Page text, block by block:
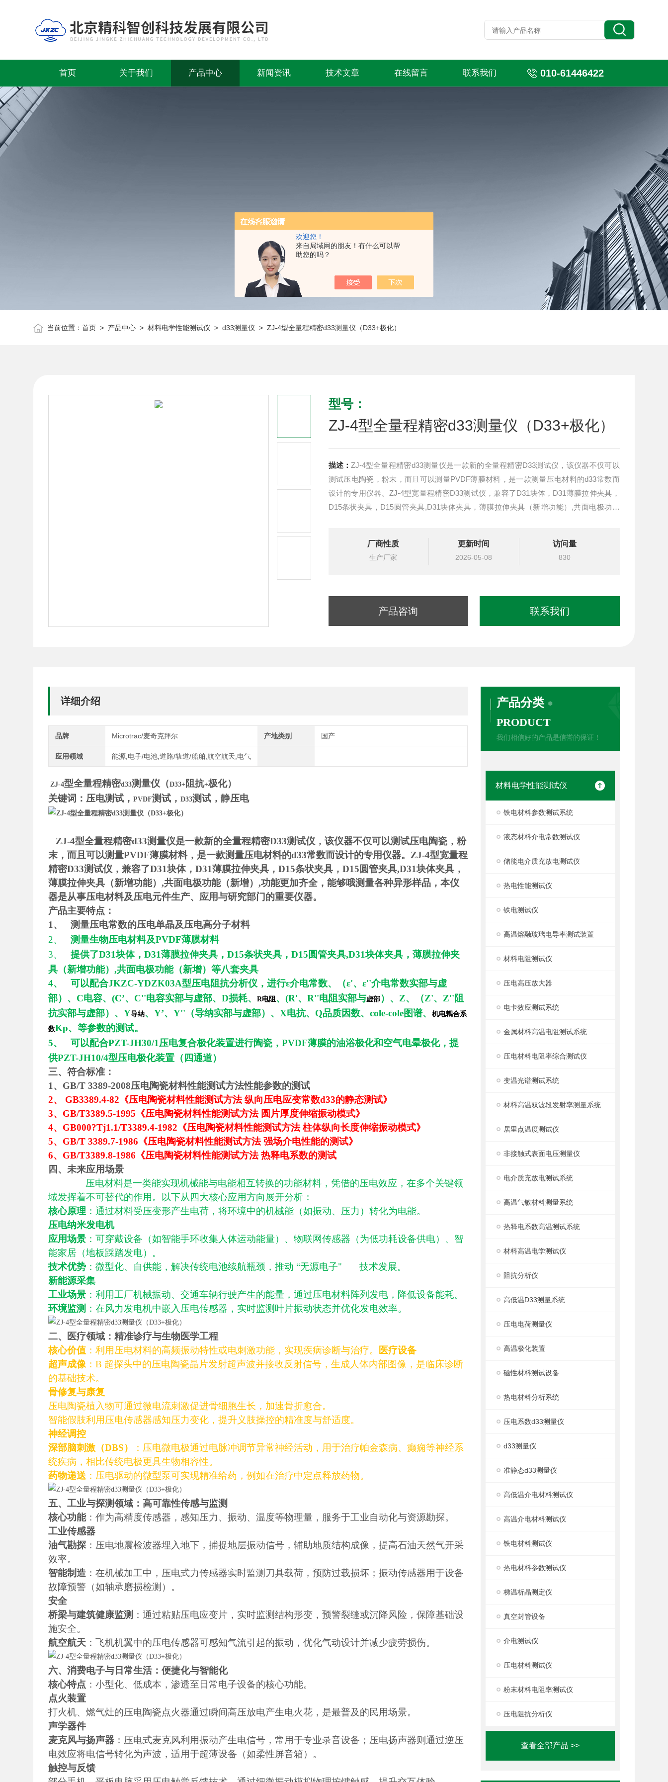
欢迎您！
来自局域网的朋友！有什么可以帮
助您的吗？
首页 关于我们 产品中心 新闻资讯 技术文章 在线留言 联系我们 010-61446422
当前位置：首页 > 产品中心 >材料电学性能测试仪 >d33测量仪 > ZJ-4型全量程精密d33测量仪（D33+极化）
型号：
ZJ-4型全量程精密d33测量仪（D33+极化）
描述： ZJ-4型全量程精密d33测量仪是一款新的全量程精密D33测试仪，该仪器不仅可以
测试压电陶瓷，粉末，而且可以测量PVDF薄膜材料，是一款测量压电材料的d33常数而
设计的专用仪器。ZJ-4型宽量程精密D33测试仪，兼容了D31块体，D31薄膜拉伸夹具，
D15条状夹具，D15圆管夹具,D31块体夹具，薄膜拉伸夹具（新增功能）,共面电极功能
厂商性质
生产厂家
更新时间
2026-05-08
访问量
830
产品咨询 联系我们
产品分类
PRODUCT
我们相信好的产品是信誉的保证！
材料电学性能测试仪
铁电材料参数测试系统
液态材料介电常数测试仪
储能电介质充放电测试仪
热电性能测试仪
铁电测试仪
高温熔融玻璃电导率测试装置
材料电阻测试仪
压电高压放大器
电卡效应测试系统
金属材料高温电阻测试系统
压电材料电阻率综合测试仪
变温光谱测试系统
材料高温双波段发射率测量系统
居里点温度测试仪
非接触式表面电压测量仪
电介质充放电测试系统
高温气敏材料测量系统
热释电系数高温测试系统
材料高温电学测试仪
阻抗分析仪
高低温D33测量系统
压电电荷测量仪
高温极化装置
磁性材料测试设备
热电材料分析系统
压电系数d33测量仪
d33测量仪
准静态d33测量仪
高低温介电材料测试仪
高温介电材料测试仪
铁电材料测试仪
热电材料参数测试仪
梯温析晶测定仪
真空封管设备
介电测试仪
压电材料测试仪
粉末材料电阻率测试仪
压电阻抗分析仪
查看全部产品 >>
详细介绍
品牌 Microtrac/麦奇克拜尔 产地类别 国产
应用领域 能源,电子/电池,道路/轨道/船舶,航空航天,电气
ZJ-4型全量程精密d33测量仪（D33+ 阻抗+极化）
关键词：压电测试，PVDF测试，D33测试，静压电
ZJ-4型全量程精密d33测量仪是一款新的全量程精密D33测试仪，该仪器不仅可以测试压电陶瓷，粉
末，而且可以测量PVDF薄膜材料，是一款测量压电材料的d33常数而设计的专用仪器。ZJ-4型宽量程
精密D33测试仪，兼容了D31块体，D31薄膜拉伸夹具，D15条状夹具，D15圆管夹具,D31块体夹具，
薄膜拉伸夹具（新增功能）,共面电极功能（新增）,功能更加齐全，能够哦测量各种异形样品，本仪
器是从事压电材料及压电元件生产、应用与研究部门的重要仪器。
产品主要特点：
1、
测量压电常数的压电单晶及压电高分子材料
2、
测量生物压电材料及PVDF薄膜材料
3、
提供了D31块体，D31薄膜拉伸夹具，D15条状夹具，D15圆管夹具,D31块体夹具，薄膜拉伸夹
具（新增功能）,共面电极功能（新增）等八套夹具
4、
可以配合JKZC-YDZK03A型压电阻抗分析仪，进行ε介电常数、（ε'、ε''介电常数实部与虚
部）、C电容、(C’、C''电容实部与虚部、D损耗、R电阻、(R'、R''电阻实部与虚部 ）、Z、（Z'、Z''阻
抗实部与虚部）、Y导纳、Y’、Y''（导纳实部与虚部）、X电抗、Q品质因数、cole-cole图谱、机电耦合系
数Kp、等参数的测试。
5、
可以配合PZT-JH30/1压电复合极化装置进行陶瓷，PVDF薄膜的油浴极化和空气电晕极化，提
供PZT-JH10/4型压电极化装置（四通道）
三、符合标准：
1、GB/T 3389-2008压电陶瓷材料性能测试方法性能参数的测试
2、 GB3389.4-82《压电陶瓷材料性能测试方法 纵向压电应变常数d33的静态测试》
3、GB/T3389.5-1995《压电陶瓷材料性能测试方法 圆片厚度伸缩振动模式》
4、GB000?Tj1.1/T3389.4-1982《压电陶瓷材料性能测试方法 柱体纵向长度伸缩振动模式》
5、GB/T 3389.7-1986《压电陶瓷材料性能测试方法 强场介电性能的测试》
6、GB/T3389.8-1986《压电陶瓷材料性能测试方法 热释电系数的测试
四、未来应用场景
压电材料是一类能实现机械能与电能相互转换的功能材料，凭借的压电效应，在多个关键领
域发挥着不可替代的作用。以下从四大核心应用方向展开分析：
核心原理 ：通过材料受压变形产生电荷，将环境中的机械能（如振动、压力）转化为电能。
压电纳米发电机
应用场景 ：可穿戴设备（如智能手环收集人体运动能量）、物联网传感器（为低功耗设备供电）、智
能家居（地板踩踏发电）。
技术优势 ：微型化、自供能，解决传统电池续航瓶颈，推动 “无源电子" 技术发展。
新能源采集
工业场景 ：利用工厂机械振动、交通车辆行驶产生的能量，通过压电材料阵列发电，降低设备能耗。
环境监测 ：在风力发电机中嵌入压电传感器，实时监测叶片振动状态并优化发电效率。
二、医疗领域：精准诊疗与生物医学工程
核心价值 ：利用压电材料的高频振动特性或电刺激功能，实现疾病诊断与治疗。
医疗设备
超声成像 ：B 超探头中的压电陶瓷晶片发射超声波并接收反射信号，生成人体内部图像，是临床诊断
的基础技术。
骨修复与康复
压电陶瓷植入物可通过微电流刺激促进骨细胞生长，加速骨折愈合。
智能假肢利用压电传感器感知压力变化，提升义肢操控的精准度与舒适度。
神经调控
深部脑刺激（DBS）
：压电微电极通过电脉冲调节异常神经活动，用于治疗帕金森病、癫痫等神经系
统疾病，相比传统电极更具生物相容性。
药物递送 ：压电驱动的微型泵可实现精准给药，例如在治疗中定点释放药物。
五、工业与探测领域：高可靠性传感与监测
核心功能：作为高精度传感器，感知压力、振动、温度等物理量，服务于工业自动化与资源勘探。
工业传感器
油气勘探 ：压电地震检波器埋入地下，捕捉地层振动信号，辅助地质结构成像，提高石油天然气开采
效率。
智能制造 ：在机械加工中，压电式力传感器实时监测刀具载荷，预防过载损坏；振动传感器用于设备
故障预警（如轴承磨损检测）。
安全
桥梁与建筑健康监测 ：通过粘贴压电应变片，实时监测结构形变，预警裂缝或沉降风险，保障基础设
施安全。
航空航天 ：飞机机翼中的压电传感器可感知气流引起的振动，优化气动设计并减少疲劳损伤。
六、消费电子与日常生活：便捷化与智能化
核心特点 ：小型化、低成本，渗透至日常电子设备的核心功能。
点火装置
打火机、燃气灶的压电陶瓷点火器通过瞬间高压放电产生电火花，是最普及的民用场景。
声学器件
麦克风与扬声器 ：压电式麦克风利用振动产生电信号，常用于专业录音设备；压电扬声器则通过逆压
电效应将电信号转化为声波，适用于超薄设备（如柔性屏音箱）。
触控与反馈